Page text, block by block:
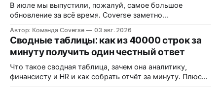
В июле мы выпустили, пожалуй, самое большое
обновление за всё время. Coverse заметно
появились сводные таблицы, публичный API с
интеграциями и большое количество улучшений в
графиках и документах.
Автор: Команда Coverse 03 авг. 2026
Сводные таблицы: как из 40000 строк за
минуту получить один честный ответ
Что такое сводная таблица, зачем она аналитику,
финансисту и HR и как собрать отчёт за минуту. Плюс